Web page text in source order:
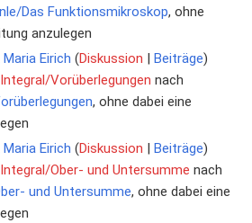
Das Funktionsmikroskop, ohne
anzulegen
Maria Eirich Diskussion
Beiträge
Integral/Vorüberlegungen nach
, ohne dabei eine
Maria Eirich Diskussion
Beiträge
Integral/Ober- und Untersumme nach
und Untersumme, ohne dabei eine